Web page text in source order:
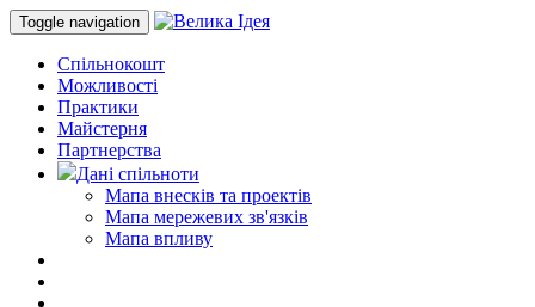
Toggle navigation
Спільнокошт
Можливості
Практики
Майстерня
Партнерства
Дані спільноти
Мапа внесків та проектів
Мапа мережевих зв'язків
Мапа впливу